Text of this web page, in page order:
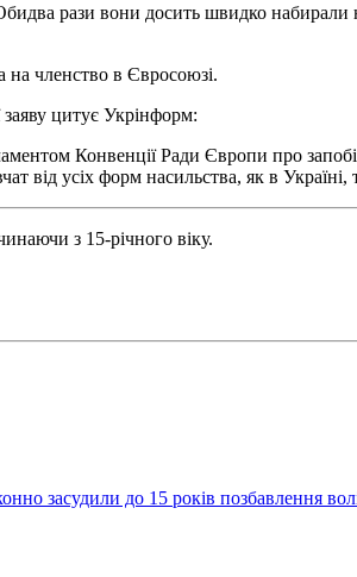
рази вони досить швидко набирали
на членство в Євросоюзі.
цитує Укрінформ:
Конвенції Ради Європи про
від усіх форм насильства, як в Україні,
з 15-річного віку.
засудили до 15 років позбавлення